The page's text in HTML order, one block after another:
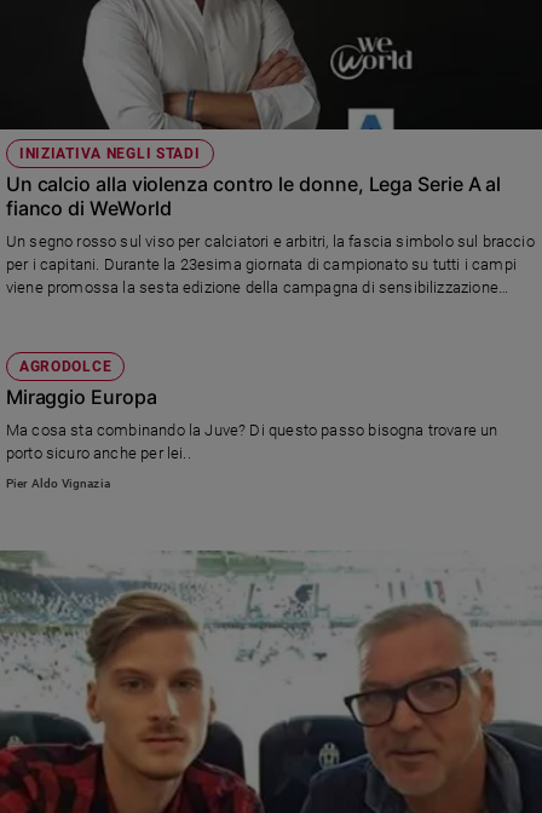
INIZIATIVA NEGLI STADI
Un calcio alla violenza contro le donne, Lega Serie A al
fianco di WeWorld
Un segno rosso sul viso per calciatori e arbitri, la fascia simbolo sul braccio
per i capitani. Durante la 23esima giornata di campionato su tutti i campi
viene promossa la sesta edizione della campagna di sensibilizzazione
AGRODOLCE
Miraggio Europa
Ma cosa sta combinando la Juve? Di questo passo bisogna trovare un
porto sicuro anche per lei..
Pier Aldo Vignazia